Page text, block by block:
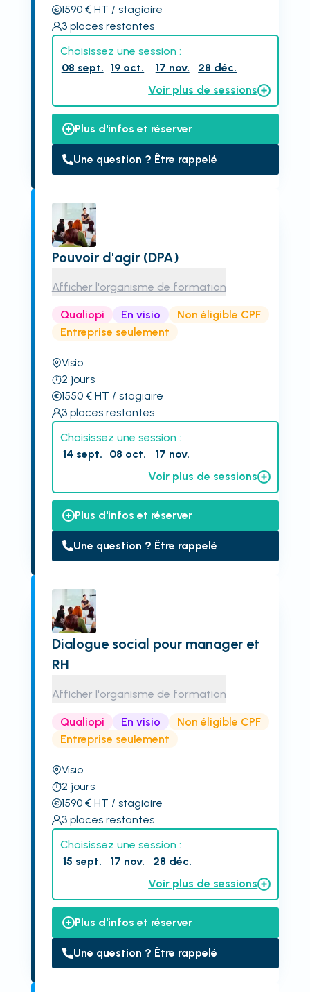
1590€ HT / stagiaire
3 places restantes
Choisissez une session :
08 sept. 19 oct. 17 nov.
28 déc.
Voir plus de sessions
Plus d'infos et réserver
Une question ? Être rappelé
Pouvoir d'agir (DPA)
Afficher l'organisme de formation
Qualiopi En visio
Non éligible CPF
Entreprise seulement
Visio
2 jours
1550€ HT / stagiaire
3 places restantes
Choisissez une session :
14 sept.
08 oct.
17 nov.
Voir plus de sessions
Plus d'infos et réserver
Une question ? Être rappelé
Dialogue social pour manager et
RH
Afficher l'organisme de formation
Qualiopi En visio
Non éligible CPF
Entreprise seulement
Visio
2 jours
1590€ HT / stagiaire
3 places restantes
Choisissez une session :
15 sept.
17 nov.
28 déc.
Voir plus de sessions
Plus d'infos et réserver
Une question ? Être rappelé